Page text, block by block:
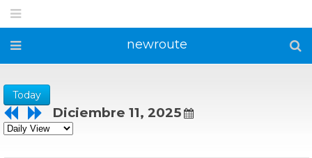
newroute
Today
Diciembre 11, 2025